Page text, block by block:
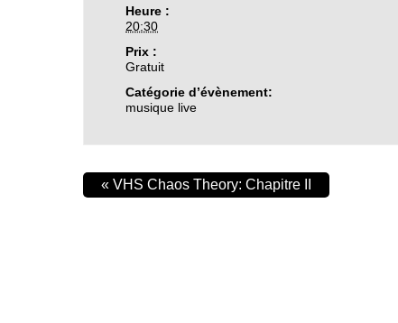
Heure :
20:30
Prix :
Gratuit
Catégorie d’évènement:
musique live
« VHS Chaos Theory: Chapitre II